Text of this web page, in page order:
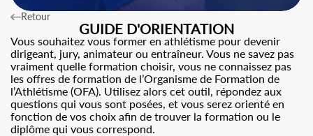
Retour
GUIDE D'ORIENTATION
Vous souhaitez vous former en athlétisme pour devenir
dirigeant, jury, animateur ou entraîneur. Vous ne savez pas
vraiment quelle formation choisir, vous ne connaissez pas
les offres de formation de l’Organisme de Formation de
l’Athlétisme (OFA). Utilisez alors cet outil, répondez aux
questions qui vous sont posées, et vous serez orienté en
fonction de vos choix afin de trouver la formation ou le
diplôme qui vous correspond.